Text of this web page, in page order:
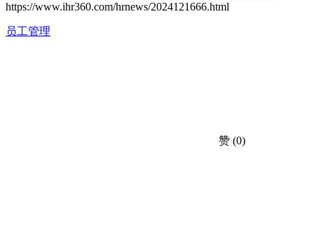
https://www.ihr360.com/hrnews/2024121666.html
员工管理
赞 (0)